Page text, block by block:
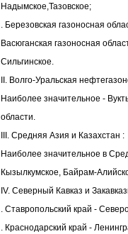
Надымское,Тазовское;
. Березовская газоносная
Васюганская газоносная
Сильгинское.
II. Волго-Уральская
Наиболее значительное -
области.
III. Средняя Азия и Казахстан :
Наиболее значительное в
Кызылкумское, Байрам-
IV. Северный Кавказ и
. Ставропольский край -
. Краснодарский край -